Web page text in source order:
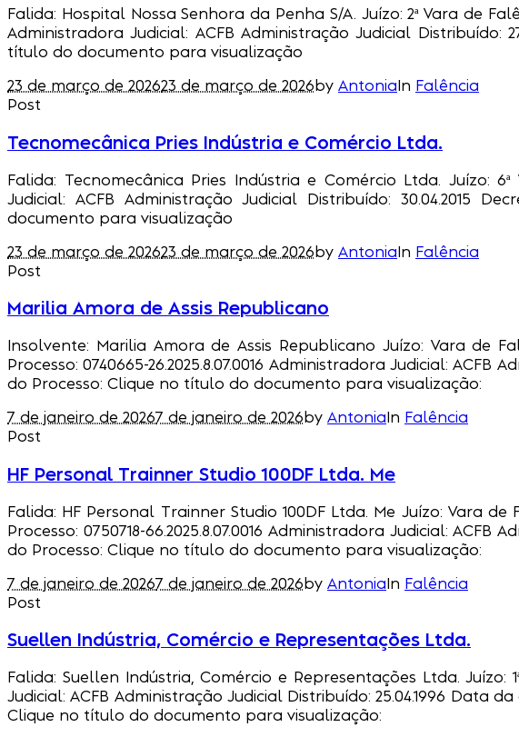
Falida: Hospital Nossa Senhora da Penha S/A. Juízo: 2ª Vara de
Administradora Judicial: ACFB Administração Judicial Distribuído:
título do documento para visualização
23 de março de 202623 de março de 2026 by Antonia In Falência
Post
Tecnomecânica Pries Indústria e Comércio Ltda.
Falida: Tecnomecânica Pries Indústria e Comércio Ltda. Juízo: 6ª
Judicial: ACFB Administração Judicial Distribuído: 30.04.2015
documento para visualização
23 de março de 202623 de março de 2026 by Antonia In Falência
Post
Marilia Amora de Assis Republicano
Insolvente: Marilia Amora de Assis Republicano Juízo: Vara de
Processo: 0740665-26.2025.8.07.0016 Administradora Judicial:
do Processo: Clique no título do documento para visualização:
7 de janeiro de 20267 de janeiro de 2026 by Antonia In Falência
Post
HF Personal Trainner Studio 100DF Ltda. Me
Falida: HF Personal Trainner Studio 100DF Ltda. Me Juízo: Vara
Processo: 0750718-66.2025.8.07.0016 Administradora Judicial:
do Processo: Clique no título do documento para visualização:
7 de janeiro de 20267 de janeiro de 2026 by Antonia In Falência
Post
Suellen Indústria, Comércio e Representações Ltda.
Falida: Suellen Indústria, Comércio e Representações Ltda. Juízo:
Judicial: ACFB Administração Judicial Distribuído: 25.04.1996 Data
Clique no título do documento para visualização: